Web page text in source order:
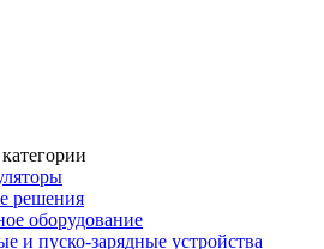
решения
оборудование
и пуско-зарядные устройства